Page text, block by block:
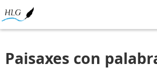
Paisaxes con